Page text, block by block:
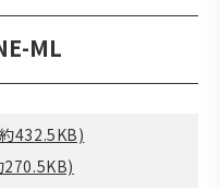
ML
432.5KB)
270.5KB)